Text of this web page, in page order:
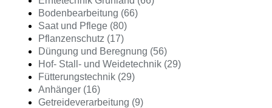
Bodenbearbeitung (66)
Saat und Pflege (80)
Pflanzenschutz (17)
Düngung und Beregnung (56)
Hof- Stall- und Weidetechnik (29)
Fütterungstechnik (29)
Anhänger (16)
Getreideverarbeitung (9)